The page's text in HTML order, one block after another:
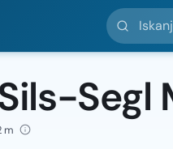
Iskanje
Segl
m